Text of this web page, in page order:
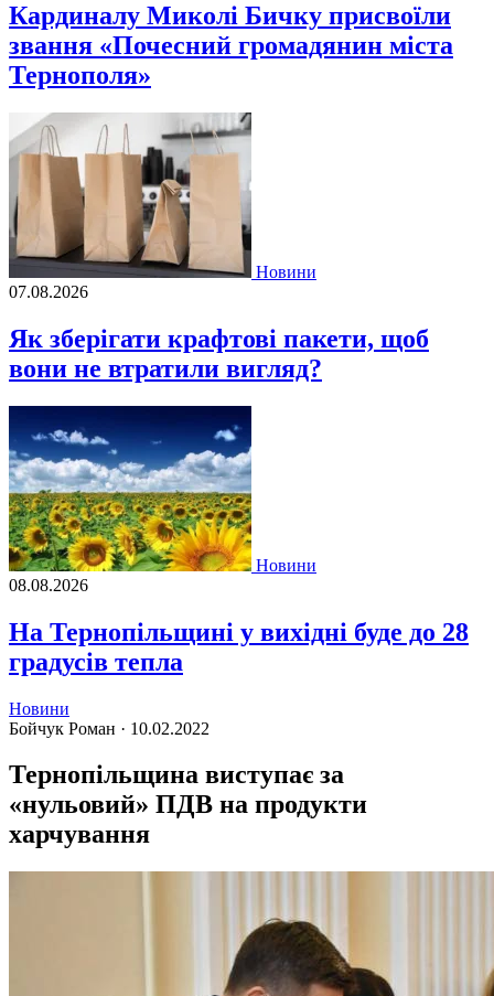
Кардиналу Миколі Бичку присвоїли
звання «Почесний громадянин міста
Тернополя»
Новини
07.08.2026
Як зберігати крафтові пакети, щоб
вони не втратили вигляд?
Новини
08.08.2026
На Тернопільщині у вихідні буде до 28
градусів тепла
Новини
Бойчук Роман · 10.02.2022
Тернопільщина виступає за
«нульовий» ПДВ на продукти
харчування